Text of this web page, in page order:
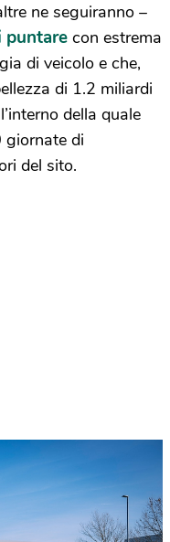
ne seguiranno –
puntare con estrema
di veicolo e che,
di 1.2 miliardi
della quale
giornate di
del sito.